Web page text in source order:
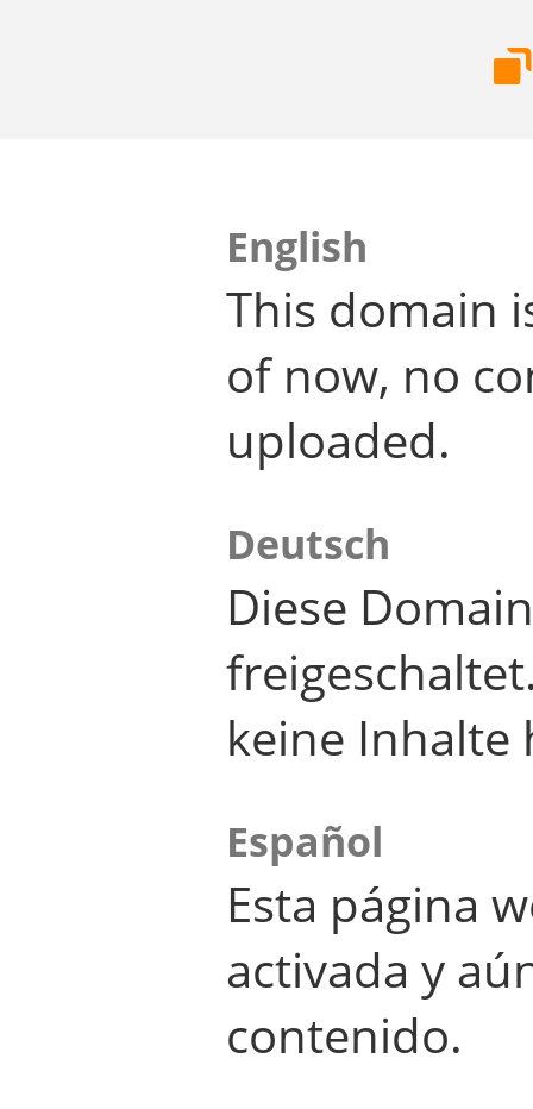
English
This domain
of now, no
uploaded.
Deutsch
Diese
keine Inhalte
Español
Esta página
activada y
contenido.